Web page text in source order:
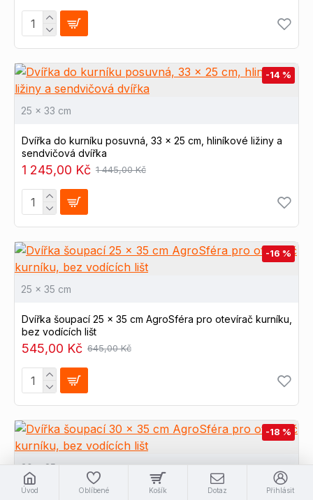
-14 %
25 x 33 cm
Dvířka do kurníku posuvná, 33 x 25 cm, hliníkové ližiny a
sendvičová dvířka
1 245,00 Kč 1 445,00 Kč
-16 %
25 x 35 cm
Dvířka šoupací 25 x 35 cm AgroSféra pro otevírač kurníku,
bez vodících lišt
545,00 Kč 645,00 Kč
-18 %
30 x 35 cm
Úvod Oblíbené Košík Dotaz Přihlásit